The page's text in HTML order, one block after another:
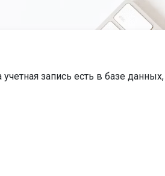
запись есть в базе